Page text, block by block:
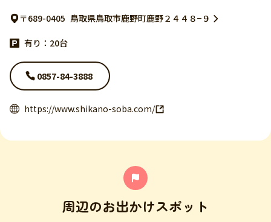
〒689-0405 鳥取県鳥取市鹿野町鹿野２４４８−９
有り：20台
0857-84-3888
https://www.shikano-soba.com/
周辺のお出かけスポット